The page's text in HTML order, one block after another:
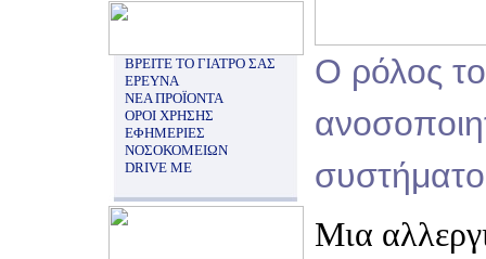
ΒΡΕΙΤΕ ΤΟ ΓΙΑΤΡΟ ΣΑΣ
ΕΡΕΥΝΑ
ΝΕΑ ΠΡΟΪΟΝΤΑ
ΟΡΟΙ ΧΡΗΣΗΣ
ΕΦΗΜΕΡΙΕΣ
ΝΟΣΟΚΟΜΕΙΩΝ
DRIVE ME
Ο ρόλος
Μια